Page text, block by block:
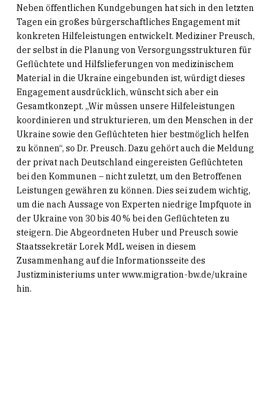
Neben öffentlichen Kundgebungen hat sich in den letzten
Tagen ein großes bürgerschaftliches Engagement mit
konkreten Hilfeleistungen entwickelt. Mediziner Preusch,
der selbst in die Planung von Versorgungsstrukturen für
Geflüchtete und Hilfslieferungen von medizinischem
Material in die Ukraine eingebunden ist, würdigt dieses
Engagement ausdrücklich, wünscht sich aber ein
Gesamtkonzept. „Wir müssen unsere Hilfeleistungen
koordinieren und strukturieren, um den Menschen in der
Ukraine sowie den Geflüchteten hier bestmöglich helfen
zu können“, so Dr. Preusch. Dazu gehört auch die Meldung
der privat nach Deutschland eingereisten Geflüchteten
bei den Kommunen – nicht zuletzt, um den Betroffenen
Leistungen gewähren zu können. Dies sei zudem wichtig,
um die nach Aussage von Experten niedrige Impfquote in
der Ukraine von 30 bis 40 % bei den Geflüchteten zu
steigern. Die Abgeordneten Huber und Preusch sowie
Staatssekretär Lorek MdL weisen in diesem
Zusammenhang auf die Informationsseite des
Justizministeriums unter www.migration-bw.de/ukraine
hin.